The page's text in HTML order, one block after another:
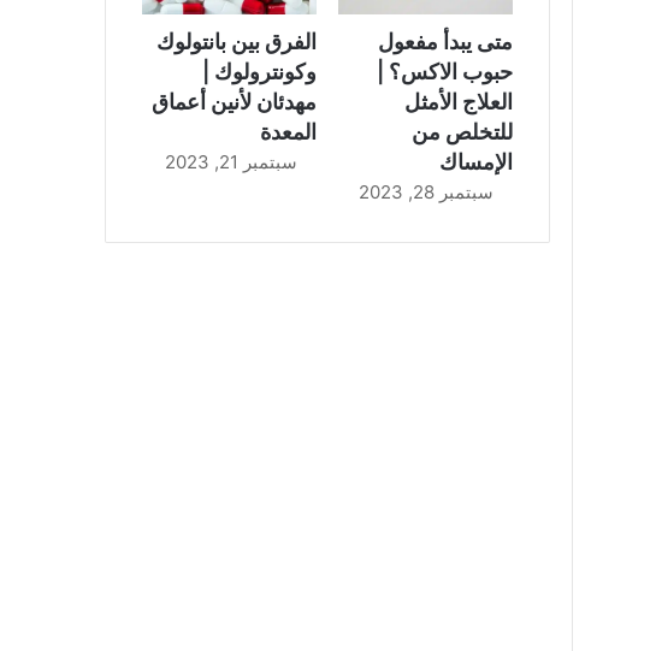
متى يبدأ مفعول
حبوب الاكس؟ |
العلاج الأمثل
للتخلص من
الإمساك
سبتمبر 28, 2023
الفرق بين بانتولوك
وكونترولوك |
مهدئان لأنين أعماق
المعدة
سبتمبر 21, 2023